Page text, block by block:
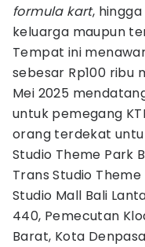
formula kart, hingga
keluarga maupun
Tempat ini
sebesar Rp100 ribu
Mei 2025
untuk pemegang
orang terdekat
Studio Theme Park
Trans Studio
Studio Mall Bali
440, Pemecutan
Barat, Kota